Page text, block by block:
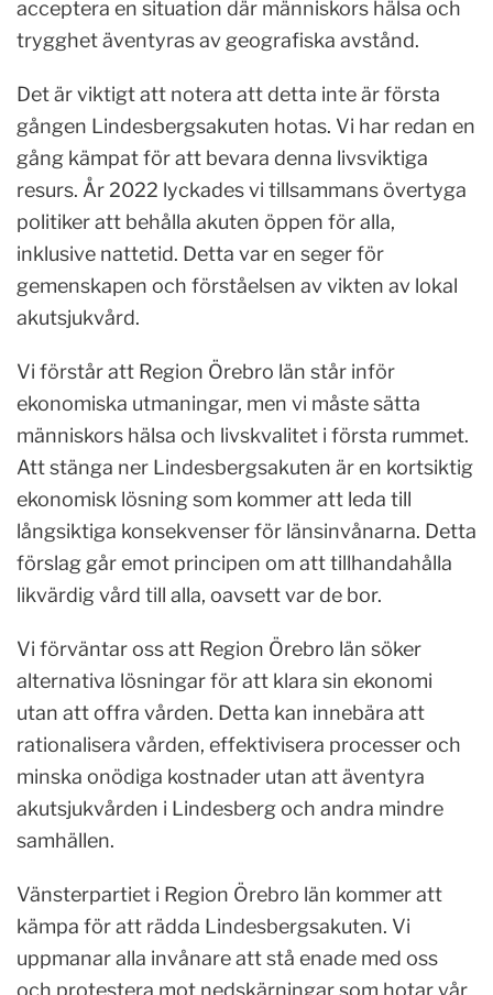
acceptera en situation där människors hälsa och
trygghet äventyras av geografiska avstånd.
Det är viktigt att notera att detta inte är första
gången Lindesbergsakuten hotas. Vi har redan en
gång kämpat för att bevara denna livsviktiga
resurs. År 2022 lyckades vi tillsammans övertyga
politiker att behålla akuten öppen för alla,
inklusive nattetid. Detta var en seger för
gemenskapen och förståelsen av vikten av lokal
akutsjukvård.
Vi förstår att Region Örebro län står inför
ekonomiska utmaningar, men vi måste sätta
människors hälsa och livskvalitet i första rummet.
Att stänga ner Lindesbergsakuten är en kortsiktig
ekonomisk lösning som kommer att leda till
långsiktiga konsekvenser för länsinvånarna. Detta
förslag går emot principen om att tillhandahålla
likvärdig vård till alla, oavsett var de bor.
Vi förväntar oss att Region Örebro län söker
alternativa lösningar för att klara sin ekonomi
utan att offra vården. Detta kan innebära att
rationalisera vården, effektivisera processer och
minska onödiga kostnader utan att äventyra
akutsjukvården i Lindesberg och andra mindre
samhällen.
Vänsterpartiet i Region Örebro län kommer att
kämpa för att rädda Lindesbergsakuten. Vi
uppmanar alla invånare att stå enade med oss